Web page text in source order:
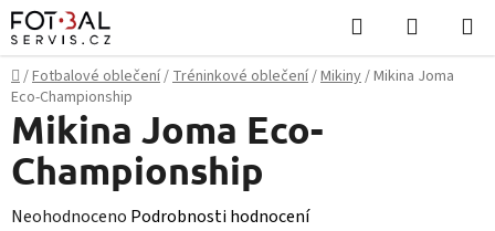
Přejít
na
obsah
Hledat
KOŠÍK
Domů
/Fotbalové oblečení/Tréninkové oblečení/Mikiny/Mikina Joma
Eco-Championship
Mikina Joma Eco-
Championship
Průměrné
Neohodnoceno Podrobnosti hodnocení